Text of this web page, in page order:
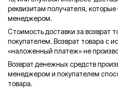
реквизитам получателя,
менеджером.
Стоимость доставки за возврат
покупателем. Возврат товара с
«наложенный платеж» не
Возврат денежных средств
менеджером и покупателем
товара.